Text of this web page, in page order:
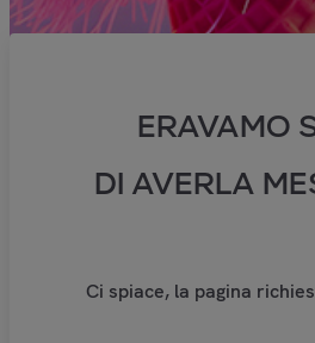
ERAVAMO
DI AVERLA
Ci spiace, la pagina